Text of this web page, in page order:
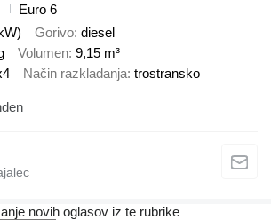
Euro 6
Gorivo diesel
Volumen 9,15 m³
Način razkladanja trostransko
novih oglasov iz te rubrike